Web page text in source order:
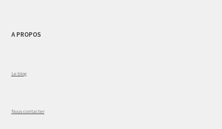
A PROPOS
Le blog
Nous contacter